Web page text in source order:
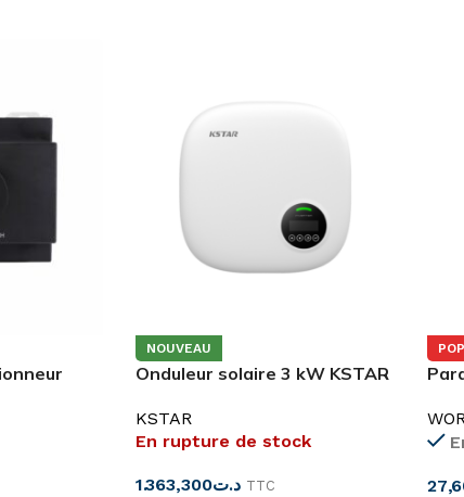
NOUVEAU
Onduleur solaire 3 kW KSTAR
KSTAR
En rupture de stock
د.ت1.363,300 TTC